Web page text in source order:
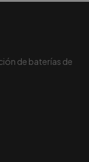
de baterías de